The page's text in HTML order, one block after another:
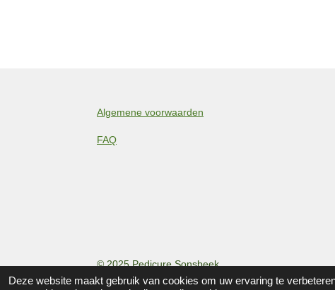
Deze website maakt gebruik van cookies om uw ervaring te
Algemene voorwaarden
FAQ
© 2025 Pedicure Sonsbeek